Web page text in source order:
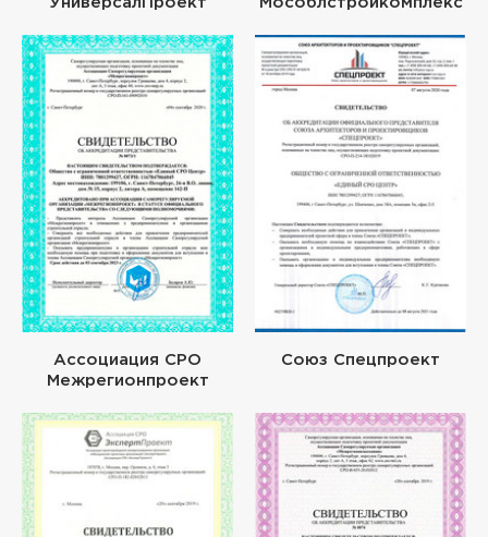
Ассоциация СРО
Межрегионпроект
Союз Спецпроект